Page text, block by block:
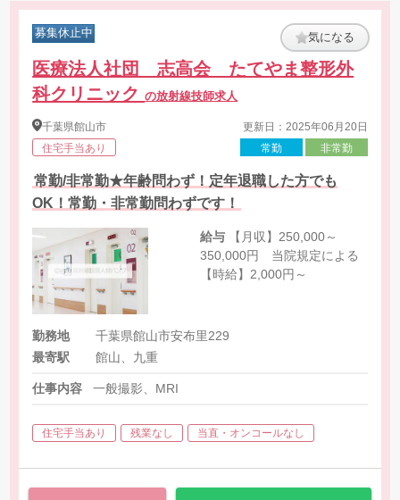
募集休止中 気になる
医療法人社団 志高会 たてやま整形外
科クリニックの放射線技師求人
千葉県館山市
住宅手当あり
更新日：2025年06月20日
常勤
非常勤
常勤/非常勤★年齢問わず！定年退職した方でも
OK！常勤・非常勤問わずです！
給与
350,000円 当院規定による
【時給】2,000円～
勤務地
千葉県館山市安布里229
最寄駅
館山、九重
仕事内容 一般撮影、MRI
住宅手当あり 残業なし 当直・オンコールなし